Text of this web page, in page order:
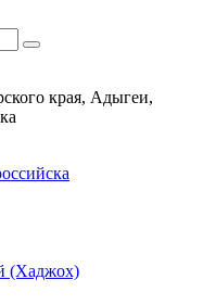
края, Адыгеи,
(Хаджох)